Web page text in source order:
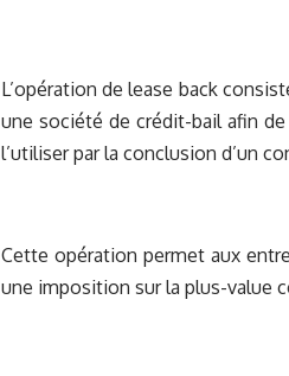
L’opération de lease back
une société de crédit-bail afin
l’utiliser par la conclusion d’un
Cette opération permet aux
une imposition sur la plus-value